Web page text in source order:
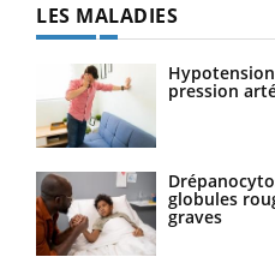
LES MALADIES
pression
globules
graves